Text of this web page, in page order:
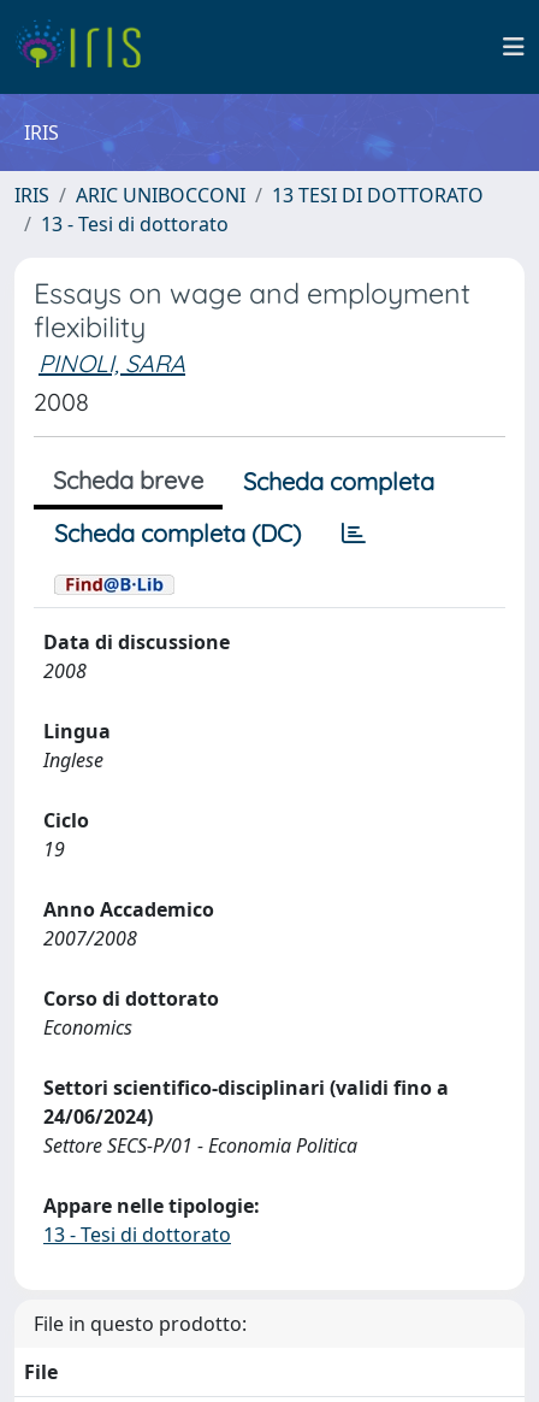
IRIS
IRIS ARIC UNIBOCCONI
13 TESI DI DOTTORATO
13 - Tesi di dottorato
Essays on wage and employment
flexibility
PINOLI, SARA
2008
Scheda breve
Scheda completa
Scheda completa (DC)
Data di discussione
2008
Lingua
Inglese
Ciclo
19
Anno Accademico
2007/2008
Corso di dottorato
Economics
Settori scientifico-disciplinari (validi fino a
24/06/2024)
Settore SECS-P/01 - Economia Politica
Appare nelle tipologie:
13 - Tesi di dottorato
File in questo prodotto:
File